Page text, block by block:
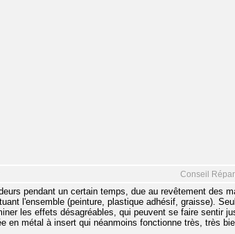
Conseil
pendant un certain temps, due au revêtement des
l'ensemble (peinture, plastique adhésif, graisse).
les effets désagréables, qui peuvent se faire sentir
en métal à insert qui néanmoins fonctionne très, très